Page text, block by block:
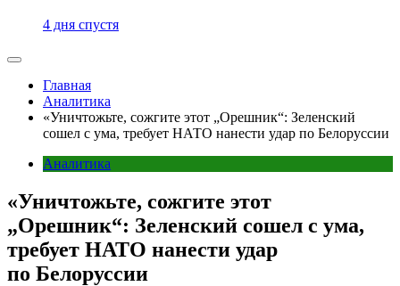
4 дня спустя
Главная
Аналитика
«Уничтожьте, сожгите этот „Орешник“: Зеленский
сошел с ума, требует НАТО нанести удар по Белоруссии
Аналитика
«Уничтожьте, сожгите этот
„Орешник“: Зеленский сошел с ума,
требует НАТО нанести удар
по Белоруссии